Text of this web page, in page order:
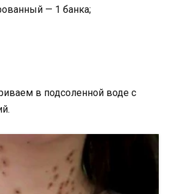
— 1 банка;
в подсоленной воде с